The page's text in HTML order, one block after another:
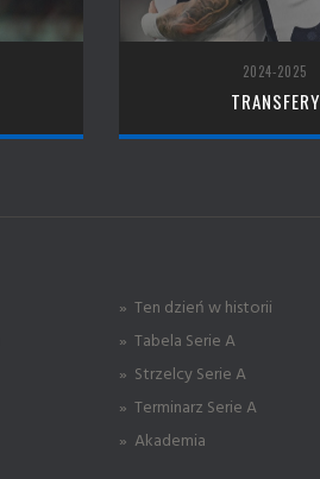
2024-2025
TRANSFERY
» Ten dzień w historii
» Tabela Serie A
» Strzelcy Serie A
» Terminarz Serie A
» Akademia